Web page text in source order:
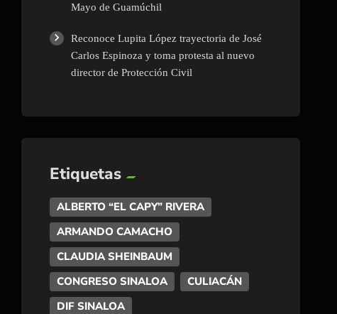
Mayo de Guamúchil
Reconoce Lupita López trayectoria de José
Carlos Espinoza y toma protesta al nuevo
director de Protección Civil
Etiquetas
ALBERTO “EL CAPY” RIVERA
ARMANDO CAMACHO
CLAUDIA SHEINBAUM
CONGRESO SINALOA
CULIACÁN
DIF SINALOA